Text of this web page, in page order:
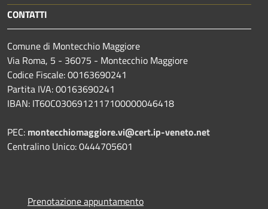
CONTATTI
Comune di Montecchio Maggiore
Via Roma, 5 - 36075 - Montecchio Maggiore
Codice Fiscale: 00163690241
Partita IVA: 00163690241
IBAN: IT60C0306912117100000046418
PEC: montecchiomaggiore.vi@cert.ip-veneto.net
Centralino Unico: 0444705601
Prenotazione appuntamento